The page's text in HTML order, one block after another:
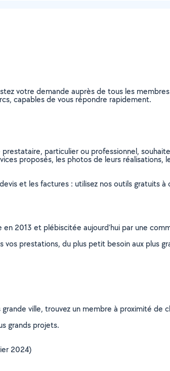
votre demande auprès de tous les
capables de vous répondre rapidement.
particulier ou professionnel,
proposés, les photos de leurs réalisations,
et les factures : utilisez nos outils gratuits
2013 et plébiscitée aujourd’hui par une
prestations, du plus petit besoin aux plus
ville, trouvez un membre à proximité de
grands projets.
2024)